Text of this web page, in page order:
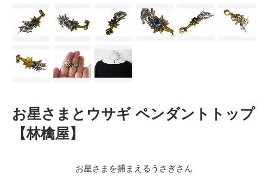
お星さまとウサギ ペンダントトップ
【林檎屋】
お星さまを捕まえるうさぎさん